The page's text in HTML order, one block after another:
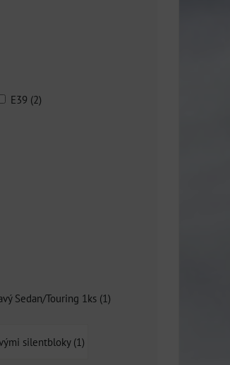
E39 (2)
Sedan/Touring 1ks (1)
silentbloky (1)